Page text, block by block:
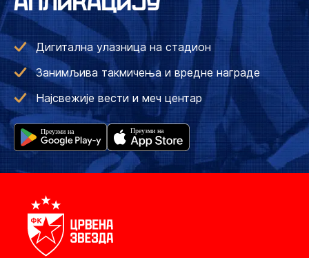
Дигитална улазница на стадион
Занимљива такмичења и вредне награде
Најсвежије вести и меч центар